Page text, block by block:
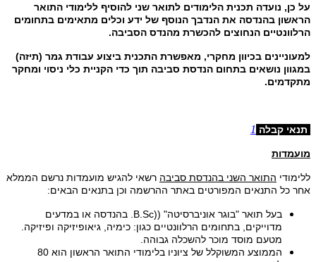
על כן, נועדה תכנית הלימודים לתואר שני להוסיף ללימודי התואר
הראשון בהנדסה את הנדבך הנוסף של ידע וכלים מתאימים בתחומים
הרלוונטיים הנחוצים להכשרת מהנדס הסביבה.
למעוניינים בכיוון מחקרי, מאפשרת התכנית ביצוע עבודת גמר (תיזה)
במגוון נושאים בתחום הנדסת סביבה תוך כדי הקניית כלי ניסוי ומחקר
מתקדמים.
תנאי קבלה 1
מועמדות
ללימודי התואר השני בהנדסת סביבה רשאי להגיש מועמדות נרשם הממלא
אחר כל התנאים המפורטים באתר ההרשמה וכן בתנאים הבאים:
בעל תואר "בוגר אוניברסיטה" ((B.Sc. בהנדסה או במדעים
מדוייקים, בתחומים הרלוונטיים כגון: כימיה, גיאופיזיקה ופיזיקה.
מטעם מוסד מוכר להשכלה גבוהה.
הממוצע המשוקלל של ציוניו בלימודי התואר הראשון הוא 80